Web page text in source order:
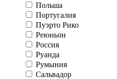
Польша
Португалия
Пуэрто Рико
Реюньон
Россия
Руанда
Румыния
Сальвадор